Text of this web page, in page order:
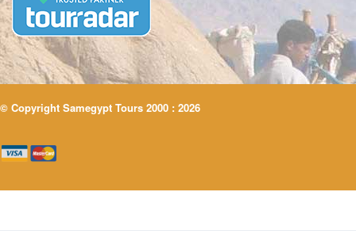
© Copyright Samegypt Tours 2000 : 2026